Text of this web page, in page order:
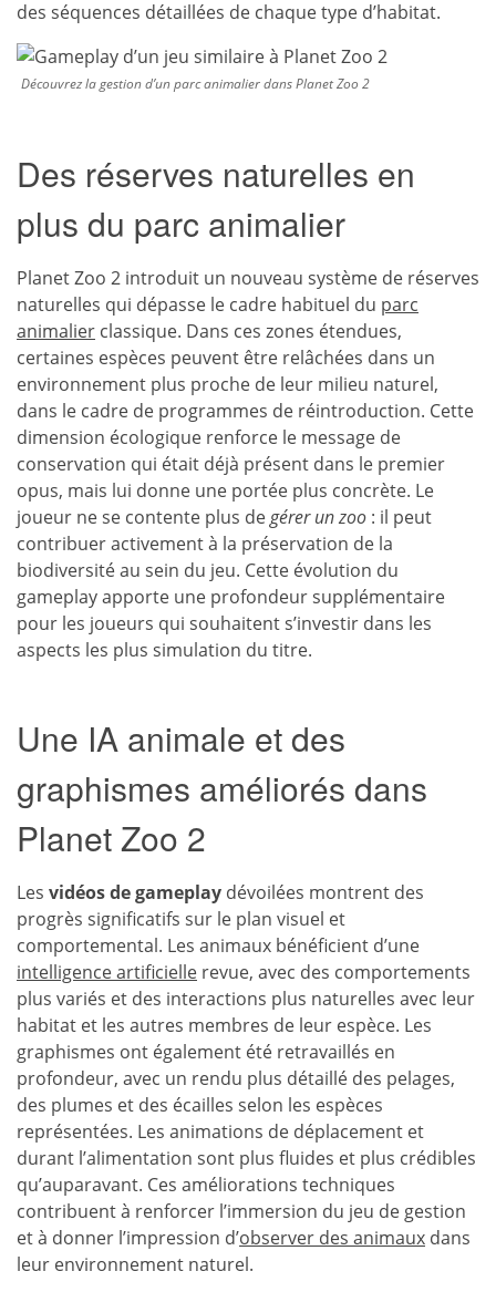
des séquences détaillées de chaque type d’habitat.
Découvrez la gestion d’un parc animalier dans Planet Zoo 2
Des réserves naturelles en
plus du parc animalier
Planet Zoo 2 introduit un nouveau système de réserves
naturelles qui dépasse le cadre habituel du parc
animalier classique. Dans ces zones étendues,
certaines espèces peuvent être relâchées dans un
environnement plus proche de leur milieu naturel,
dans le cadre de programmes de réintroduction. Cette
dimension écologique renforce le message de
conservation qui était déjà présent dans le premier
opus, mais lui donne une portée plus concrète. Le
joueur ne se contente plus degérer un zoo : il peut
contribuer activement à la préservation de la
biodiversité au sein du jeu. Cette évolution du
gameplay apporte une profondeur supplémentaire
pour les joueurs qui souhaitent s’investir dans les
aspects les plus simulation du titre.
Une IA animale et des
graphismes améliorés dans
Planet Zoo 2
Les vidéos de gameplay dévoilées montrent des
progrès significatifs sur le plan visuel et
comportemental. Les animaux bénéficient d’une
intelligence artificielle revue, avec des comportements
plus variés et des interactions plus naturelles avec leur
habitat et les autres membres de leur espèce. Les
graphismes ont également été retravaillés en
profondeur, avec un rendu plus détaillé des pelages,
des plumes et des écailles selon les espèces
représentées. Les animations de déplacement et
durant l’alimentation sont plus fluides et plus crédibles
qu’auparavant. Ces améliorations techniques
contribuent à renforcer l’immersion du jeu de gestion
et à donner l’impression d’observer des animaux dans
leur environnement naturel.